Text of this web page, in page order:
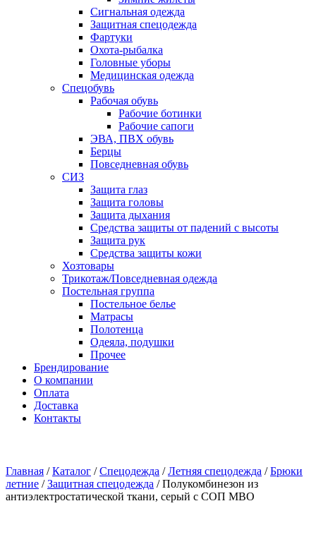
Сигнальная одежда
Защитная спецодежда
Фартуки
Охота-рыбалка
Головные уборы
Медицинская одежда
Спецобувь
Рабочая обувь
Рабочие ботинки
Рабочие сапоги
ЭВА, ПВХ обувь
Берцы
Повседневная обувь
СИЗ
Защита глаз
Защита головы
Защита дыхания
Средства защиты от падений с высоты
Защита рук
Средства защиты кожи
Хозтовары
Трикотаж/Повседневная одежда
Постельная группа
Постельное белье
Матрасы
Полотенца
Одеяла, подушки
Прочее
Брендирование
О компании
Оплата
Доставка
Контакты
Главная / Каталог / Спецодежда / Летняя спецодежда / Брюки
летние / Защитная спецодежда / Полукомбинезон из
антиэлектростатической ткани, серый с СОП МВО